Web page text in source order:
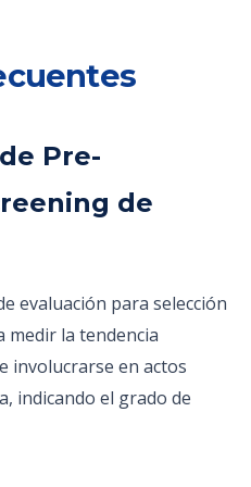
Pre-
de
evaluación para selección
medir la tendencia
involucrarse en actos
indicando el grado de